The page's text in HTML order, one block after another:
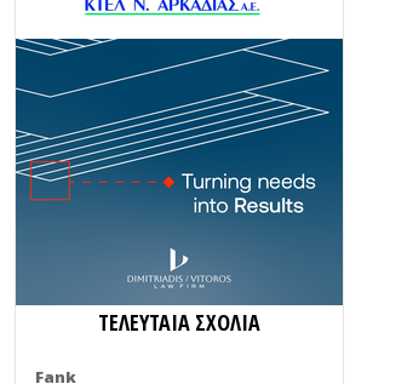
ΤΕΛΕΥΤΑΙΑ ΣΧΟΛΙΑ
Fank